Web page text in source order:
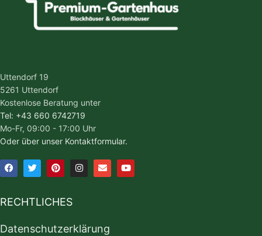
Uttendorf 19
5261 Uttendorf
Kostenlose Beratung unter
Tel: +43 660 6742719
Mo-Fr, 09:00 - 17:00 Uhr
Oder über unser Kontaktformular.
RECHTLICHES
Datenschutzerklärung